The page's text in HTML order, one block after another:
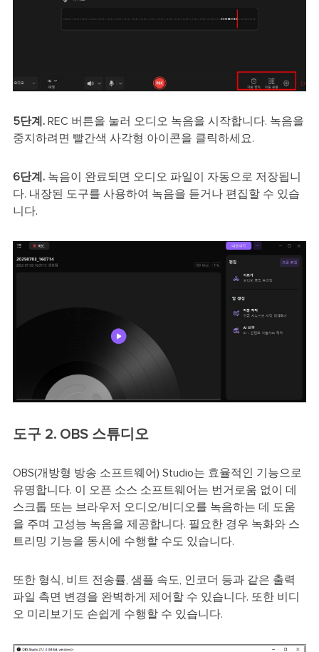
5단계. REC 버튼을 눌러 오디오 녹음을 시작합니다. 녹음을
중지하려면 빨간색 사각형 아이콘을 클릭하세요.
6단계. 녹음이 완료되면 오디오 파일이 자동으로 저장됩니
다. 내장된 도구를 사용하여 녹음을 듣거나 편집할 수 있습
니다.
도구 2. OBS 스튜디오
OBS(개방형 방송 소프트웨어) Studio는 효율적인 기능으로
유명합니다. 이 오픈 소스 소프트웨어는 번거로움 없이 데
스크톱 또는 브라우저 오디오/비디오를 녹음하는 데 도움
을 주며 고성능 녹음을 제공합니다. 필요한 경우 녹화와 스
트리밍 기능을 동시에 수행할 수도 있습니다.
또한 형식, 비트 전송률, 샘플 속도, 인코더 등과 같은 출력
파일 측면 변경을 완벽하게 제어할 수 있습니다. 또한 비디
오 미리보기도 손쉽게 수행할 수 있습니다.